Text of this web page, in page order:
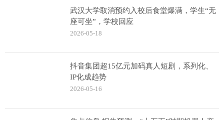
武汉大学取消预约入校后食堂爆满，学生“无
座可坐”，学校回应
2026-05-18
抖音集团超15亿元加码真人短剧，系列化、
IP化成趋势
2026-05-16